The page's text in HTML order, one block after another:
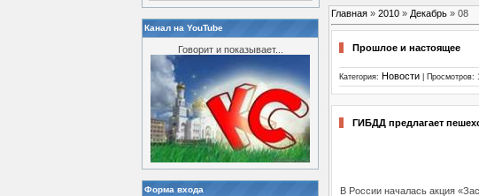
Канал на YouTube
Говорит и показывает...
Форма входа
Главная » 2010 » Декабрь » 08
Прошлое и настоящее
Категория: Новости | Просмотров:
ГИБДД предлагает
В России началась акция